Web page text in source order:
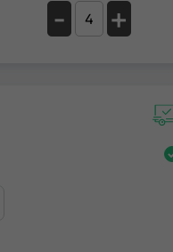
- +